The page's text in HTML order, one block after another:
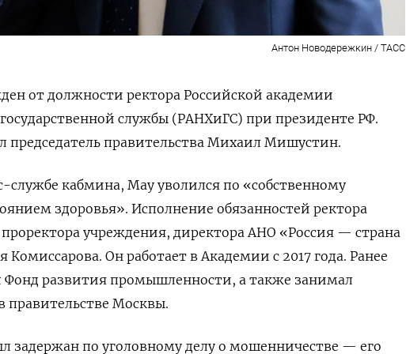
Антон Новодережкин / ТАСС
от должности ректора Российской академии
службы (РАНХиГС) при президенте РФ.
председатель правительства Михаил Мишустин.
службе кабмина, Мау уволился по «собственному
здоровья». Исполнение обязанностей ректора
учреждения, директора АНО «Россия — страна
Он работает в Академии с 2017 года. Ранее
Фонд развития промышленности, а также занимал
правительстве Москвы.
задержан по уголовному делу о мошенничестве — его